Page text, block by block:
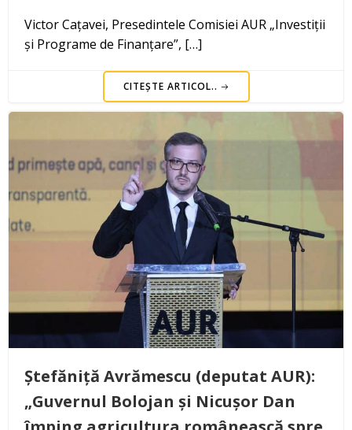
Victor Cațavei, Presedintele Comisiei AUR „Investiții
și Programe de Finanțare”, […]
CITEȘTE ARTICOL..
Ștefăniță Avrămescu (deputat AUR):
„Guvernul Bolojan și Nicușor Dan